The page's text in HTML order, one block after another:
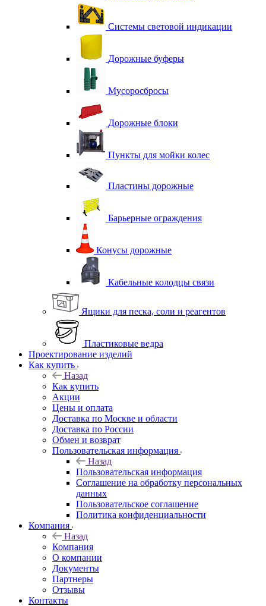
Системы световой индикации
Дорожные буферы
Мусоросбросы
Дорожные блоки
Пункты для мойки колес
Пластины дорожные
Барьерные ограждения
Конусы дорожные
Кабельные колодцы связи
Ящики для песка, соли и реагентов
Пластиковые ведра
Проектирование изделий
Как купить
Назад
Как купить
Акции
Цены и оплата
Доставка по Москве и области
Доставка по России
Обмен и возврат
Пользовательская информация
Назад
Пользовательская информация
Соглашение на обработку персональных
данных
Пользовательское соглашение
Политика конфиденциальности
Компания
Назад
Компания
О компании
Документы
Партнеры
Отзывы
Контакты